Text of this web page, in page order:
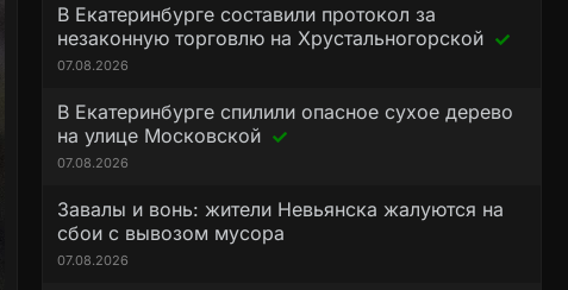
В Екатеринбурге составили протокол за
незаконную торговлю на Хрустальногорской
07.08.2026
В Екатеринбурге спилили опасное сухое дерево
на улице Московской
07.08.2026
Завалы и вонь: жители Невьянска жалуются на
сбои с вывозом мусора
07.08.2026